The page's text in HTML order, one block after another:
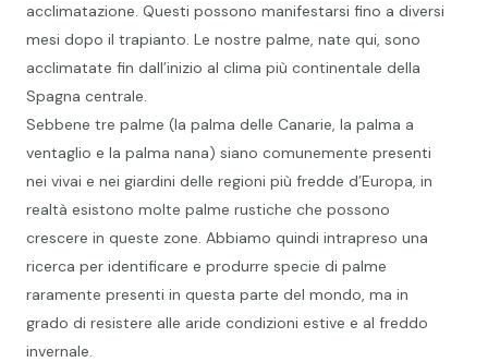
acclimatazione. Questi possono manifestarsi fino a diversi
mesi dopo il trapianto. Le nostre palme, nate qui, sono
acclimatate fin dall’inizio al clima più continentale della
Spagna centrale.
Sebbene tre palme (la palma delle Canarie, la palma a
ventaglio e la palma nana) siano comunemente presenti
nei vivai e nei giardini delle regioni più fredde d’Europa, in
realtà esistono molte palme rustiche che possono
crescere in queste zone. Abbiamo quindi intrapreso una
ricerca per identificare e produrre specie di palme
raramente presenti in questa parte del mondo, ma in
grado di resistere alle aride condizioni estive e al freddo
invernale.